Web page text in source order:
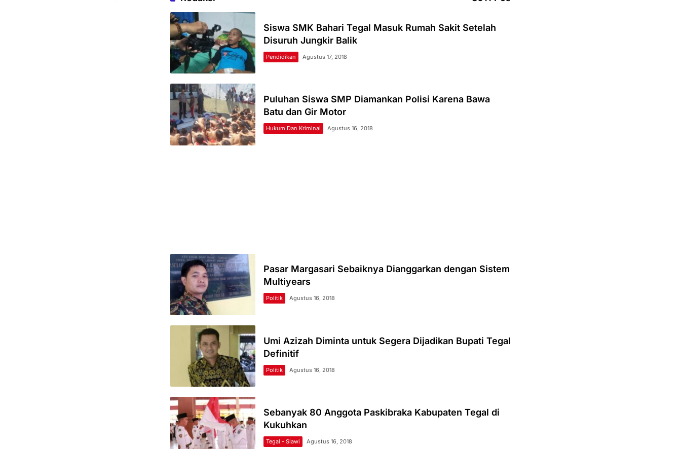
Siswa SMK Bahari Tegal Masuk Rumah Sakit Setelah
Disuruh Jungkir Balik
Pendidikan Agustus 17, 2018
Puluhan Siswa SMP Diamankan Polisi Karena Bawa
Batu dan Gir Motor
Hukum Dan Kriminal Agustus 16, 2018
Pasar Margasari Sebaiknya Dianggarkan dengan Sistem
Multiyears
Politik Agustus 16, 2018
Umi Azizah Diminta untuk Segera Dijadikan Bupati Tegal
Definitif
Politik Agustus 16, 2018
Sebanyak 80 Anggota Paskibraka Kabupaten Tegal di
Kukuhkan
Tegal - Slawi Agustus 16, 2018